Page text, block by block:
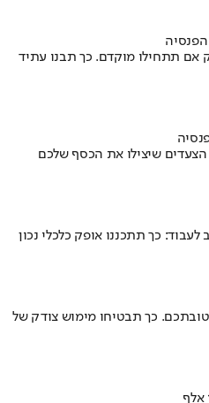
הפנסיה
אם תתחילו מוקדם. כך תבנו עתיד
שיצילו את הכסף שלכם
כך תתכננו אופק כלכלי נכון
כך תבטיחו מימוש צודק של